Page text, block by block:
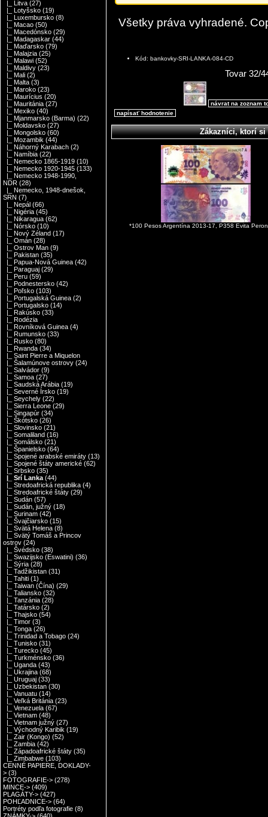
|_ Litva (27)
|_ Lotyšsko (19)
|_ Luxembursko (8)
|_ Macao (50)
|_ Macedónsko (29)
|_ Madagaskar (44)
|_ Maďarsko (79)
|_ Malajzia (25)
|_ Malawi (52)
|_ Maldivy (23)
|_ Mali (2)
|_ Malta (3)
|_ Maroko (23)
|_ Maurícius (20)
|_ Mauritánia (27)
|_ Mexiko (40)
|_ Mjanmarsko (Barma) (22)
|_ Moldavsko (27)
|_ Mongolsko (60)
|_ Mozambik (44)
|_ Náhorný Karabach (2)
|_ Namíbia (22)
|_ Nemecko 1865-1919 (10)
|_ Nemecko 1920-1945 (133)
|_ Nemecko 1948-1990,
NDR (28)
|_ Nemecko, 1948-dnešok,
SRN (7)
|_ Nepál (66)
|_ Nigéria (45)
|_ Nikaragua (62)
|_ Nórsko (10)
|_ Nový Zéland (17)
|_ Omán (28)
|_ Ostrov Man (9)
|_ Pakistan (35)
|_ Papua-Nová Guinea (42)
|_ Paraguaj (29)
|_ Peru (59)
|_ Podnestersko (42)
|_ Poľsko (103)
|_ Portugalská Guinea (2)
|_ Portugalsko (14)
|_ Rakúsko (33)
|_ Rodézia
|_ Rovníková Guinea (4)
|_ Rumunsko (33)
|_ Rusko (80)
|_ Rwanda (34)
|_ Saint Pierre a Miquelon
|_ Šalamúnove ostrovy (24)
|_ Salvádor (9)
|_ Samoa (27)
|_ Saudská Arábia (19)
|_ Severné Írsko (19)
|_ Seychely (22)
|_ Sierra Leone (29)
|_ Singapúr (34)
|_ Škótsko (26)
|_ Slovinsko (21)
|_ Somaliland (16)
|_ Somálsko (21)
|_ Španielsko (64)
|_ Spojené arabské emiráty (13)
|_ Spojené štáty americké (62)
|_ Srbsko (35)
|_ Srí Lanka (44)
|_ Stredoafrická republika (4)
|_ Stredoafrické štáty (29)
|_ Sudán (57)
|_ Sudán, južný (18)
|_ Surinam (42)
|_ Švajčiarsko (15)
|_ Svätá Helena (8)
|_ Svätý Tomáš a Princov
ostrov (24)
|_ Švédsko (38)
|_ Swazijsko (Eswatini) (36)
|_ Sýria (28)
|_ Tadžikistan (31)
|_ Tahiti (1)
|_ Taiwan (Čína) (29)
|_ Taliansko (32)
|_ Tanzánia (28)
|_ Tatársko (2)
|_ Thajsko (54)
|_ Timor (3)
|_ Tonga (26)
|_ Trinidad a Tobago (24)
|_ Tunisko (31)
|_ Turecko (45)
|_ Turkménsko (36)
|_ Uganda (43)
|_ Ukrajina (68)
|_ Uruguaj (33)
|_ Uzbekistan (30)
|_ Vanuatu (14)
|_ Veľká Británia (23)
|_ Venezuela (67)
|_ Vietnam (48)
|_ Vietnam južný (27)
|_ Východný Karibik (19)
|_ Zair (Kongo) (52)
|_ Zambia (42)
|_ Západoafrické štáty (35)
|_ Zimbabwe (103)
CENNÉ PAPIERE, DOKLADY-
> (3)
FOTOGRAFIE-> (278)
MINCE-> (409)
PLAGÁTY-> (427)
POHĽADNICE-> (64)
Portréty podľa fotografie (8)
Všetky práva vyhradené.
Kód: bankovky-SRI-LANKA-084-CD
Tovar 32/
návrat na zoznam
napísať hodnotenie
Zákazníci, ktorí
*100 Pesos Argentína 2013-17, P358 Evita